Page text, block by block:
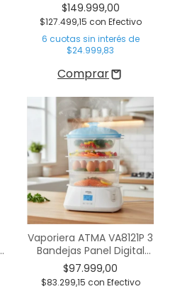
$149.999,00
$127.499,15 con Efectivo
6 cuotas sin interés de
$24.999,83
Vaporiera ATMA VA8121P 3
Bandejas Panel Digital
Blanca
$97.999,00
$83.299,15 con Efectivo